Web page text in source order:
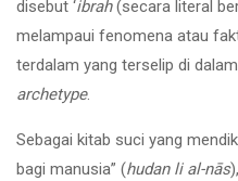
disebut ‘ibrah(secara literal
melampaui fenomena atau
terdalam yang terselip di
archetype.
Sebagai kitab suci yang
bagi manusia” (hudan li al-nās